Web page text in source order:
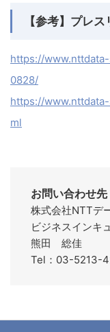
【参考】プレ
https://
0828/
https://
ml
お問い合わせ先
株式会社NTTデ
ビジネスインキ
熊田 総佳
Tel：03-5213-